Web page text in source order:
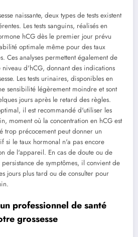
naissante, deux types de tests existent
Les tests sanguins, réalisés en
hCG dès le premier jour prévu
optimale même pour des taux
Ces analyses permettent également de
d'hCG, donnant des indications
Les tests urinaires, disponibles en
sensibilité légèrement moindre et sont
jours après le retard des règles.
il est recommandé d'utiliser les
moment où la concentration en hCG est
trop précocement peut donner un
si le taux hormonal n'a pas encore
de l'appareil. En cas de doute ou de
de symptômes, il convient de
jours plus tard ou de consulter pour
professionnel de santé
grossesse